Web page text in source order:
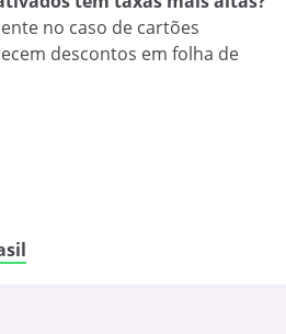
no caso de cartões
descontos em folha de